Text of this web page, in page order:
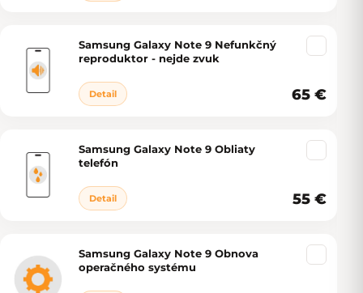
Samsung Galaxy Note 9 Nefunkčný
reproduktor - nejde zvuk
Detail 65 €
Samsung Galaxy Note 9 Obliaty
telefón
Detail 55 €
Samsung Galaxy Note 9 Obnova
operačného systému